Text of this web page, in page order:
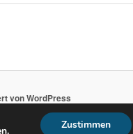
von WordPress
Zustimmen